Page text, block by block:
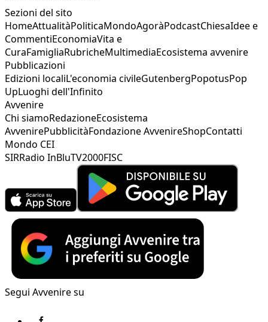
Sezioni del sito
HomeAttualitàPoliticaMondoAgoràPodcastChiesaIdee e
CommentiEconomiaVita e
CuraFamigliaRubricheMultimediaEcosistema avvenire
Pubblicazioni
Edizioni localiL'economia civileGutenbergPopotusPop
UpLuoghi dell'Infinito
Avvenire
Chi siamoRedazioneEcosistema
AvvenirePubblicitàFondazione AvvenireShopContatti
Mondo CEI
SIRRadio InBluTV2000FISC
Segui Avvenire su